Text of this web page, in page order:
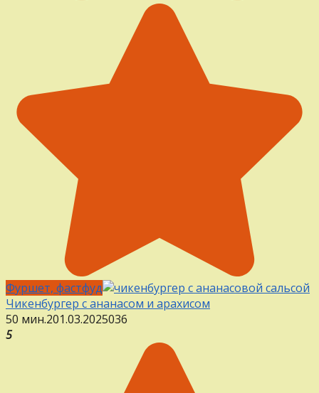
Фуршет, фастфуд
Чикенбургер с ананасом и арахисом
50 мин.201.03.2025036
5